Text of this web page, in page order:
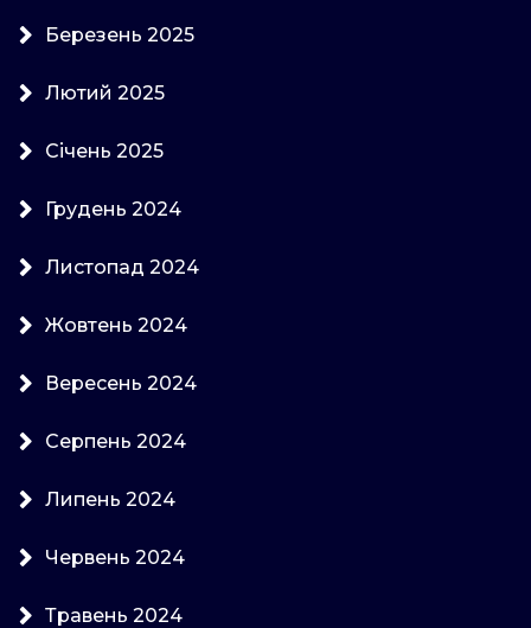
Березень 2025
Лютий 2025
Січень 2025
Грудень 2024
Листопад 2024
Жовтень 2024
Вересень 2024
Серпень 2024
Липень 2024
Червень 2024
Травень 2024